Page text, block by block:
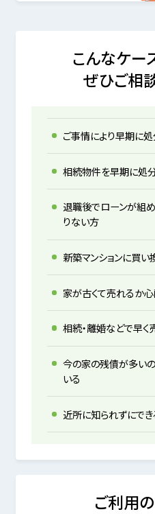
こんなケー
ぜひご相
ご事情により早期に
相続物件を早期に処
退職後でローンが組
りない方
新築マンションに買い
家が古くて売れるか
相続・離婚などで早く
今の家の残債が多い
いる
近所に知られずにで
ご利用